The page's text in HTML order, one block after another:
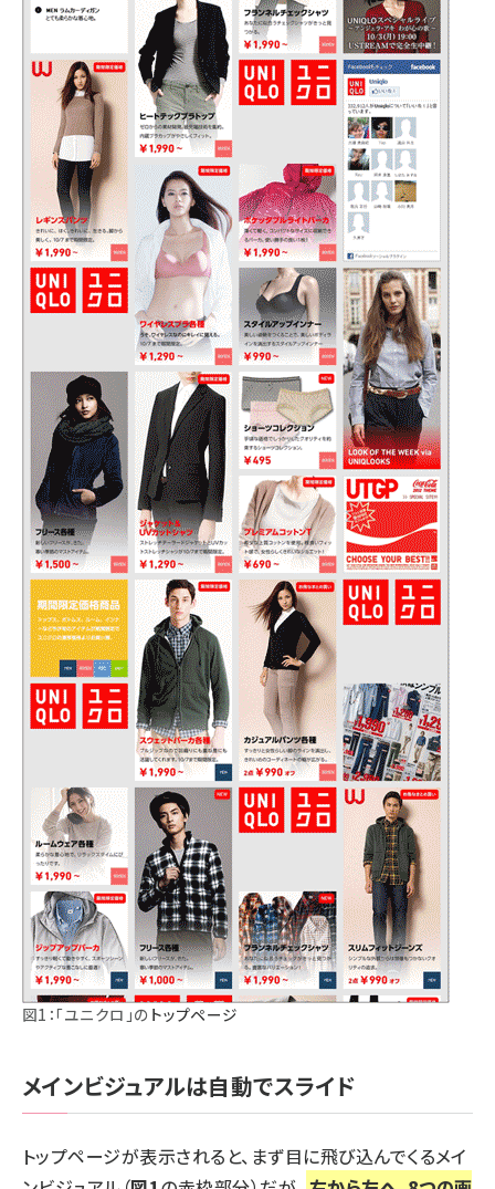
図1：「ユニクロ」の トップページ
メインビジュアルは自動でスライド
トップページが表示されると、まず目に飛び込んでくるメイ